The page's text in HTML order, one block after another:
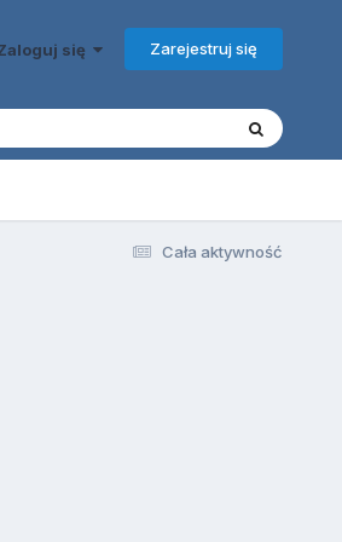
się Zarejestruj się
Cała aktywność